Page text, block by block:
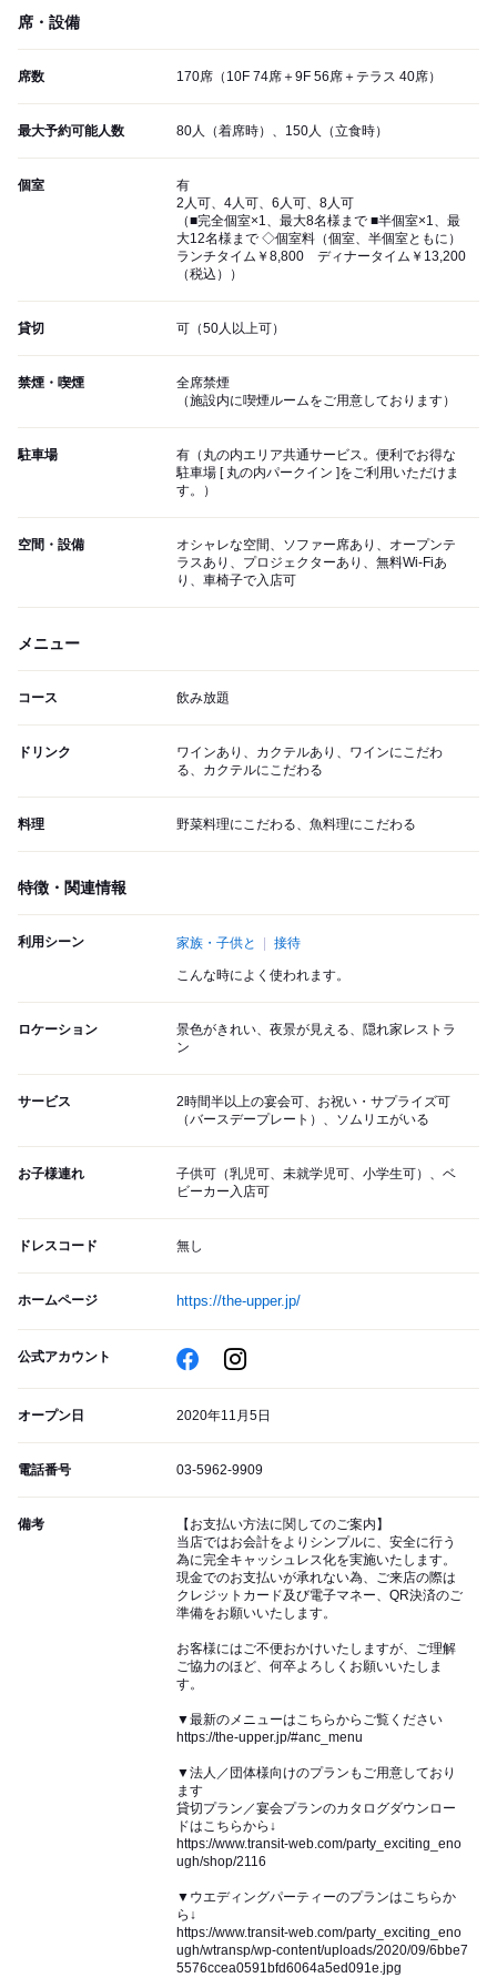
席・設備
席数 170席（10F 74席＋9F 56席＋テラス 40席）
最大予約可能人数 80人（着席時）、150人（立食時）
個室
有
2人可、4人可、6人可、8人可
（■完全個室×1、最大8名様まで ■半個室×1、最
大12名様まで ◇個室料（個室、半個室ともに）
ランチタイム￥8,800 ディナータイム￥13,200
（税込））
貸切 可（50人以上可）
禁煙・喫煙
全席禁煙
（施設内に喫煙ルームをご用意しております）
駐車場
有（丸の内エリア共通サービス。便利でお得な
駐車場 [ 丸の内パークイン ]をご利用いただけま
す。）
空間・設備
オシャレな空間、ソファー席あり、オープンテ
ラスあり、プロジェクターあり、無料Wi-Fiあ
り、車椅子で入店可
メニュー
コース 飲み放題
ドリンク
ワインあり、カクテルあり、ワインにこだわ
る、カクテルにこだわる
料理 野菜料理にこだわる、魚料理にこだわる
特徴・関連情報
利用シーン 家族・子供と 接待
こんな時によく使われます。
ロケーション
景色がきれい、夜景が見える、隠れ家レストラ
ン
サービス
2時間半以上の宴会可、お祝い・サプライズ可
（バースデープレート）、ソムリエがいる
お子様連れ
子供可（乳児可、未就学児可、小学生可）、ベ
ビーカー入店可
ドレスコード 無し
ホームページ https://the-upper.jp/
公式アカウント
オープン日 2020年11月5日
電話番号 03-5962-9909
備考
【お支払い方法に関してのご案内】
当店ではお会計をよりシンプルに、安全に行う
為に完全キャッシュレス化を実施いたします。
現金でのお支払いが承れない為、ご来店の際は
クレジットカード及び電子マネー、QR決済のご
準備をお願いいたします。
お客様にはご不便おかけいたしますが、ご理解
ご協力のほど、何卒よろしくお願いいたしま
す。
▼最新のメニューはこちらからご覧ください
https://the-upper.jp/#anc_menu
▼法人／団体様向けのプランもご用意しており
ます
貸切プラン／宴会プランのカタログダウンロー
ドはこちらから↓
https://www.transit-web.com/party_exciting_eno
ugh/shop/2116
▼ウエディングパーティーのプランはこちらか
ら↓
https://www.transit-web.com/party_exciting_eno
ugh/wtransp/wp-content/uploads/2020/09/6bbe7
5576ccea0591bfd6064a5ed091e.jpg